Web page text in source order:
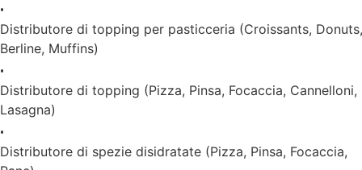
•
Distributore di topping per pasticceria (Croissants, Donuts,
Berline, Muffins)
•
Distributore di topping (Pizza, Pinsa, Focaccia, Cannelloni,
Lasagna)
•
Distributore di spezie disidratate (Pizza, Pinsa, Focaccia,